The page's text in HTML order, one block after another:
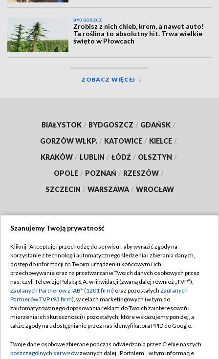
BYDGOSZCZ
Zrobisz z nich chleb, krem, a nawet auto!
Ta roślina to absolutny hit. Trwa wielkie
święto w Płowcach
ZOBACZ WIĘCEJ
BIAŁYSTOK / BYDGOSZCZ / GDAŃSK /
GORZÓW WLKP. / KATOWICE / KIELCE /
KRAKÓW / LUBLIN / ŁÓDŹ / OLSZTYN /
OPOLE / POZNAŃ / RZESZÓW /
SZCZECIN / WARSZAWA / WROCŁAW
TVP
Abonament TVP
Emisja w TVP
Centrum informacji TVP
Naziemna Telewizja Cyfrowa
Rada Programowa
Regulamin TVP
Polityka prywatności
Moje zgody
Pomoc
Kontakt
Szanujemy Twoją prywatność
Kliknij "Akceptuję i przechodzę do serwisu", aby wyrazić zgody na
korzystanie z technologii automatycznego śledzenia i zbierania danych,
dostęp do informacji na Twoim urządzeniu końcowym i ich
przechowywanie oraz na przetwarzanie Twoich danych osobowych przez
nas, czyli Telewizję Polską S.A. w likwidacji (zwaną dalej również „TVP”),
Zaufanych Partnerów z IAB* (1201 firm) oraz pozostałych Zaufanych
Partnerów TVP (93 firm), w celach marketingowych (w tym do
zautomatyzowanego dopasowania reklam do Twoich zainteresowań i
mierzenia ich skuteczności) i pozostałych, które wskazujemy poniżej, a
także zgody na udostępnianie przez nas identyfikatora PPID do Google.
Twoje dane osobowe zbierane podczas odwiedzania przez Ciebie naszych
poszczególnych serwisówzwanych dalej „Portalem”, w tym informacje